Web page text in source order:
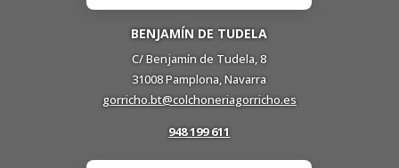
BENJAMÍN DE TUDELA
C/ Benjamín de Tudela, 8
31008 Pamplona, Navarra
gorricho.bt@colchoneriagorricho.es
948 199 611